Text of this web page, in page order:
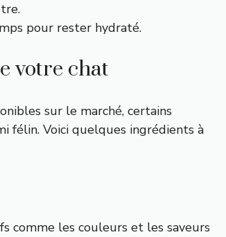
pour rester hydraté.
votre chat
sur le marché, certains
félin. Voici quelques ingrédients à
comme les couleurs et les saveurs